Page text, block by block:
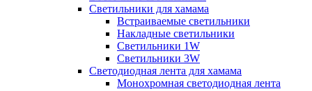
Светильники для хамама
Встраиваемые светильники
Накладные светильники
Светильники 1W
Светильники 3W
Светодиодная лента для хамама
Монохромная светодиодная лента